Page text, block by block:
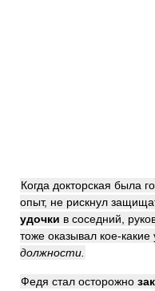
Когда докторская была
опыт, не рискнул
удочки в соседний,
тоже оказывал кое-какие
должности.
Федя стал осторожно